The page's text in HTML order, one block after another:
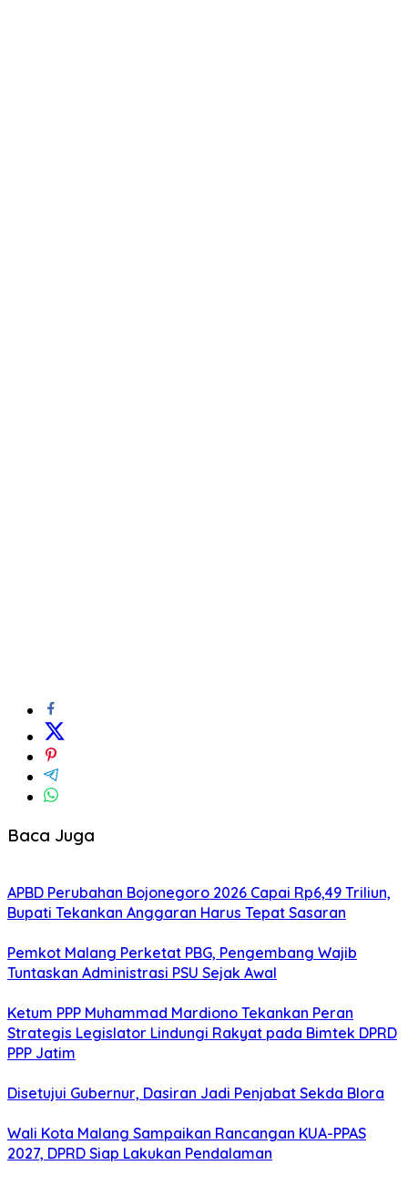
Baca Juga
APBD Perubahan Bojonegoro 2026 Capai Rp6,49 Triliun,
Bupati Tekankan Anggaran Harus Tepat Sasaran
Pemkot Malang Perketat PBG, Pengembang Wajib
Tuntaskan Administrasi PSU Sejak Awal
Ketum PPP Muhammad Mardiono Tekankan Peran
Strategis Legislator Lindungi Rakyat pada Bimtek DPRD
PPP Jatim
Disetujui Gubernur, Dasiran Jadi Penjabat Sekda Blora
Wali Kota Malang Sampaikan Rancangan KUA-PPAS
2027, DPRD Siap Lakukan Pendalaman